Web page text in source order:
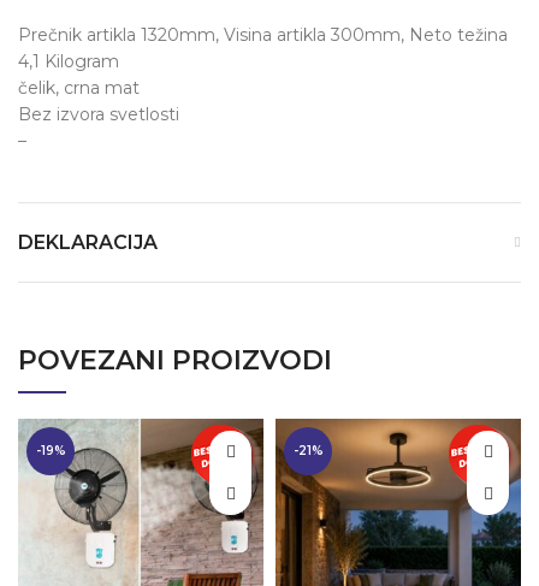
Prečnik artikla 1320mm, Visina artikla 300mm, Neto težina
4,1 Kilogram
čelik, crna mat
Bez izvora svetlosti
–
DEKLARACIJA
POVEZANI PROIZVODI
-19% -21%